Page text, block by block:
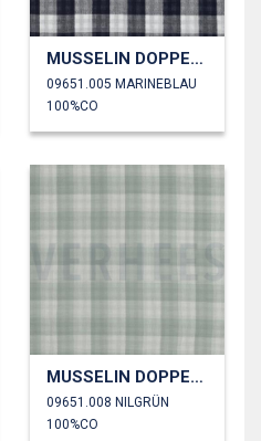
MUSSELIN DOPPELSEITIG KAROS
09651.005 MARINEBLAU
100%CO
MUSSELIN DOPPELSEITIG KAROS
09651.008 NILGRÜN
100%CO